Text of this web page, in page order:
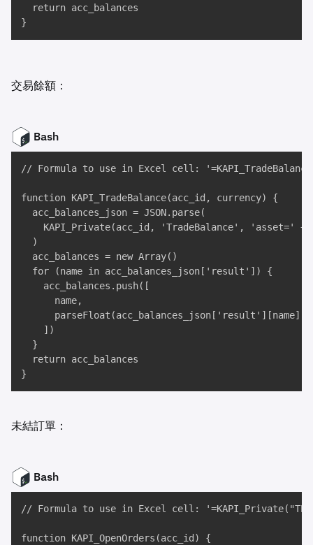
  return acc_balances
}
交易餘額：
Bash
// Formula to use in Excel cell:
function KAPI_TradeBalance(acc_id, currency) {
  acc_balances_json = JSON.parse(
KAPI_Private(acc_id, 'TradeBalance', 'asset=' +
  )
  acc_balances = new Array()
  for (name in acc_balances_json['result']) {
    acc_balances.push([
      name,
      parseFloat(acc_balances_json['result'][name])
    ])
  }
  return acc_balances
}
未結訂單：
Bash
// Formula to use in Excel cell:
function KAPI_OpenOrders(acc_id) {